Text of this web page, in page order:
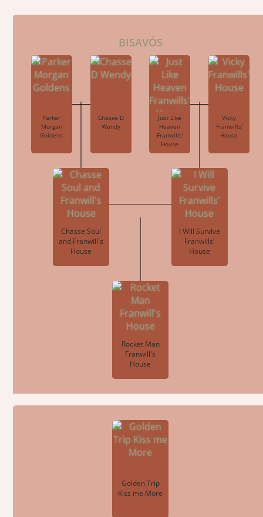
Rocket Man
Franwill's
House
Chasse Soul
and Franwill's
House
I Will Survive
Franwills'
House
BISAVÓS
Parker
Morgan
Goldens
Chasse D
Wendy
Just Like
Heaven
Franwills'
House
Vicky
Franwills'
House
Golden Trip
Kiss me More